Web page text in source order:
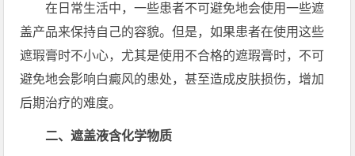
在日常生活中，一些患者不可避免地会使用一些遮
盖产品来保持自己的容貌。但是，如果患者在使用这些
遮瑕膏时不小心，尤其是使用不合格的遮瑕膏时，不可
避免地会影响白癜风的患处，甚至造成皮肤损伤，增加
后期治疗的难度。
二、遮盖液含化学物质